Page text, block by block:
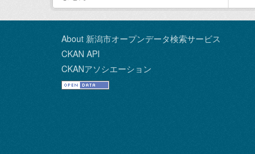
About 新潟市オープンデータ検索サービス
CKAN API
CKANアソシエーション